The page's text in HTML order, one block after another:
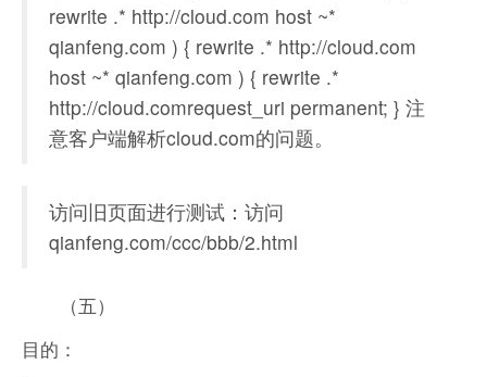
rewrite .* http://cloud.com host ~*
qianfeng.com ) { rewrite .* http://cloud.com
host ~* qianfeng.com ) { rewrite .*
http://cloud.comrequest_uri permanent; } 注
意客户端解析cloud.com的问题。
访问旧页面进行测试：​​​​​​访问
qianfeng.com/ccc/bbb/2.html
（五）
目的：